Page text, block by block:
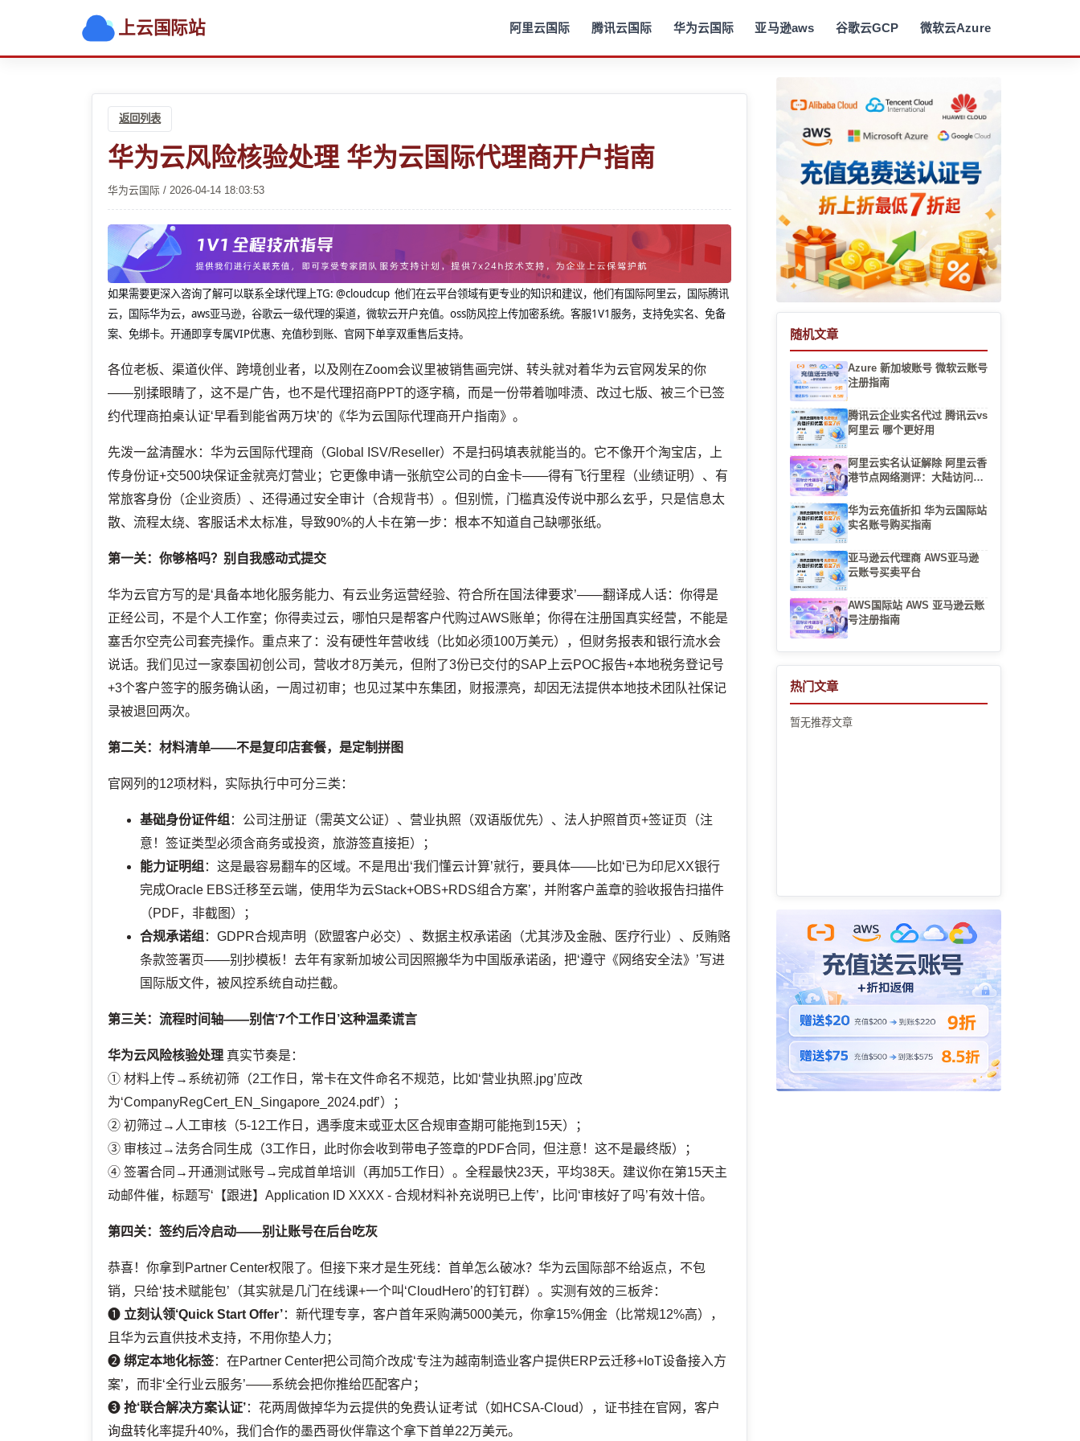
上云国际站 阿里云国际 腾讯云国际 华为云国际 亚马逊aws 谷歌云GCP 微软云Azure
返回列表
华为云风险核验处理 华为云国际代理商开户指南
华为云国际 / 2026-04-14 18:03:53
如果需要更深入咨询了解可以联系全球代理上TG: @cloudcup 他们在云平台领域有更专业的知识和建议，他们有国际阿里云，国际腾讯
云，国际华为云，aws亚马逊，谷歌云一级代理的渠道，微软云开户充值。oss防风控上传加密系统。客服1V1服务，支持免实名、免备
案、免绑卡。开通即享专属VIP优惠、充值秒到账、官网下单享双重售后支持。
各位老板、渠道伙伴、跨境创业者，以及刚在Zoom会议里被销售画完饼、转头就对着华为云官网发呆的你
——别揉眼睛了，这不是广告，也不是代理招商PPT的逐字稿，而是一份带着咖啡渍、改过七版、被三个已签
约代理商拍桌认证‘早看到能省两万块’的《华为云国际代理商开户指南》。
先泼一盆清醒水：华为云国际代理商（Global ISV/Reseller）不是扫码填表就能当的。它不像开个淘宝店，上
传身份证+交500块保证金就亮灯营业；它更像申请一张航空公司的白金卡——得有飞行里程（业绩证明）、有
常旅客身份（企业资质）、还得通过安全审计（合规背书）。但别慌，门槛真没传说中那么玄乎，只是信息太
散、流程太绕、客服话术太标准，导致90%的人卡在第一步：根本不知道自己缺哪张纸。
第一关：你够格吗？别自我感动式提交
华为云官方写的是‘具备本地化服务能力、有云业务运营经验、符合所在国法律要求’——翻译成人话：你得是
正经公司，不是个人工作室；你得卖过云，哪怕只是帮客户代购过AWS账单；你得在注册国真实经营，不能是
塞舌尔空壳公司套壳操作。重点来了：没有硬性年营收线（比如必须100万美元），但财务报表和银行流水会
说话。我们见过一家泰国初创公司，营收才8万美元，但附了3份已交付的SAP上云POC报告+本地税务登记号
+3个客户签字的服务确认函，一周过初审；也见过某中东集团，财报漂亮，却因无法提供本地技术团队社保记
录被退回两次。
第二关：材料清单——不是复印店套餐，是定制拼图
官网列的12项材料，实际执行中可分三类：
基础身份证件组 ：公司注册证（需英文公证）、营业执照（双语版优先）、法人护照首页+签证页（注
意！签证类型必须含商务或投资，旅游签直接拒）；
能力证明组 ：这是最容易翻车的区域。不是甩出‘我们懂云计算’就行，要具体——比如‘已为印尼XX银行
完成Oracle EBS迁移至云端，使用华为云Stack+OBS+RDS组合方案’，并附客户盖章的验收报告扫描件
（PDF，非截图）；
合规承诺组 ：GDPR合规声明（欧盟客户必交）、数据主权承诺函（尤其涉及金融、医疗行业）、反贿赂
条款签署页——别抄模板！去年有家新加坡公司因照搬华为中国版承诺函，把‘遵守《网络安全法》’写进
国际版文件，被风控系统自动拦截。
第三关：流程时间轴——别信‘7个工作日’这种温柔谎言
华为云风险核验处理 真实节奏是：
① 材料上传→系统初筛（2工作日，常卡在文件命名不规范，比如‘营业执照.jpg’应改
为‘CompanyRegCert_EN_Singapore_2024.pdf’）；
② 初筛过→人工审核（5-12工作日，遇季度末或亚太区合规审查期可能拖到15天）；
③ 审核过→法务合同生成（3工作日，此时你会收到带电子签章的PDF合同，但注意！这不是最终版）；
④ 签署合同→开通测试账号→完成首单培训（再加5工作日）。全程最快23天，平均38天。建议你在第15天主
动邮件催，标题写‘【跟进】Application ID XXXX - 合规材料补充说明已上传’，比问‘审核好了吗’有效十倍。
第四关：签约后冷启动——别让账号在后台吃灰
恭喜！你拿到Partner Center权限了。但接下来才是生死线：首单怎么破冰？华为云国际部不给返点，不包
销，只给‘技术赋能包’（其实就是几门在线课+一个叫‘CloudHero’的钉钉群）。实测有效的三板斧：
❶ 立刻认领‘Quick Start Offer’：新代理专享，客户首年采购满5000美元，你拿15%佣金（比常规12%高），
且华为云直供技术支持，不用你垫人力；
❷绑定本地化标签：在Partner Center把公司简介改成‘专注为越南制造业客户提供ERP云迁移+IoT设备接入方
案’，而非‘全行业云服务’——系统会把你推给匹配客户；
❸抢‘联合解决方案认证’：花两周做掉华为云提供的免费认证考试（如HCSA-Cloud），证书挂在官网，客户
询盘转化率提升40%，我们合作的墨西哥伙伴靠这个拿下首单22万美元。
随机文章
Azure 新加坡账号 微软云账号
注册指南
腾讯云企业实名代过 腾讯云vs
阿里云 哪个更好用
阿里云实名认证解除 阿里云香
港节点网络测评：大陆访问速
华为云充值折扣 华为云国际站
实名账号购买指南
亚马逊云代理商 AWS亚马逊
云账号买卖平台
AWS国际站 AWS 亚马逊云账
号注册指南
热门文章
暂无推荐文章